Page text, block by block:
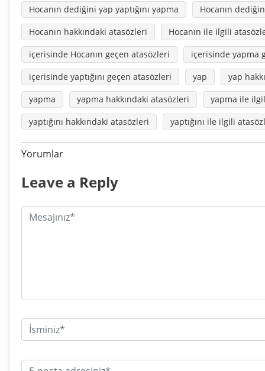
Hocanın dediğini yap yaptığını yapma
Hocanın
Hocanın hakkındaki atasözleri
Hocanın ile ilgili
içerisinde Hocanın geçen atasözleri
içerisinde yapma
içerisinde yaptığını geçen atasözleri
yap
yap
yapma
yapma hakkındaki atasözleri
yapma ile
yaptığını hakkındaki atasözleri
yaptığını ile ilgili
Yorumlar
Leave a Reply